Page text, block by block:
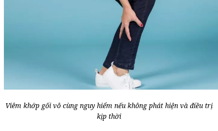
Viêm khớp gối vô cùng nguy hiểm nếu không phát hiện và điều trị
kịp thời